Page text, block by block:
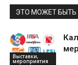
ЭТО МОЖЕТ БЫТЬ
Выставки,
мероприятия